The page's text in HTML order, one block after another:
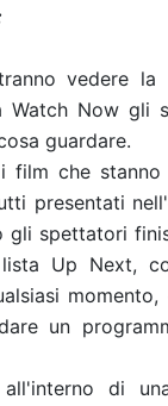
vedere la
Now gli
guardare.
che stanno
presentati
gli spettatori
Up Next,
un
di